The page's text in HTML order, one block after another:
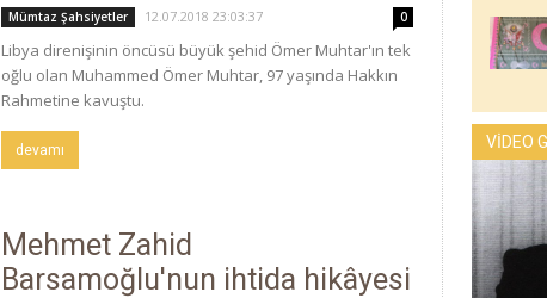
Mümtaz Şahsiyetler 12.07.2018 23:03:37 0
Libya direnişinin öncüsü büyük şehid Ömer Muhtar'ın tek
oğlu olan Muhammed Ömer Muhtar, 97 yaşında Hakkın
Rahmetine kavuştu.
devamı
Mehmet Zahid
Barsamoğlu'nun ihtida hikâyesi
VİDEO